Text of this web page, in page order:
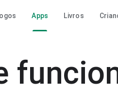
Apps Livros